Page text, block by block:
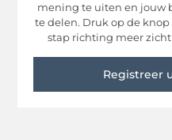
mening te uiten en jouw
te delen. Druk op de knop
stap richting meer
Registreer